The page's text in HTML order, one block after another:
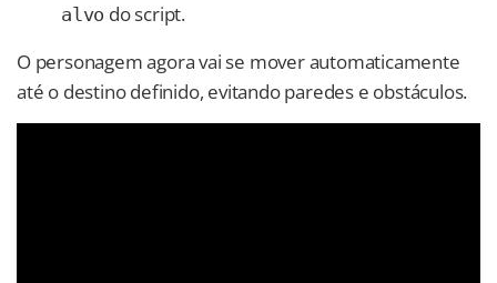
alvo do script.
O personagem agora vai se mover automaticamente
até o destino definido, evitando paredes e obstáculos.